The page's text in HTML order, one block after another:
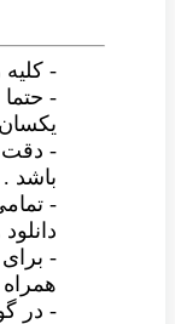
-
- حتما
یکسان
- دقت
باشد .
-
-
- در